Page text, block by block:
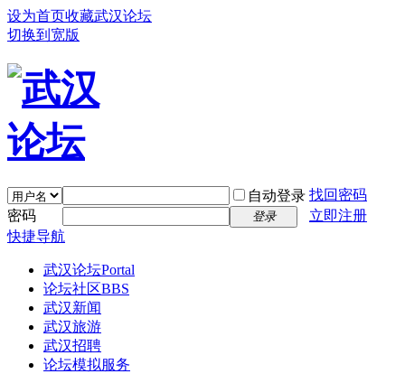
设为首页收藏武汉论坛
切换到宽版
自动登录 找回密码
密码
登录
立即注册
快捷导航
武汉论坛Portal
论坛社区BBS
武汉新闻
武汉旅游
武汉招聘
论坛模拟服务